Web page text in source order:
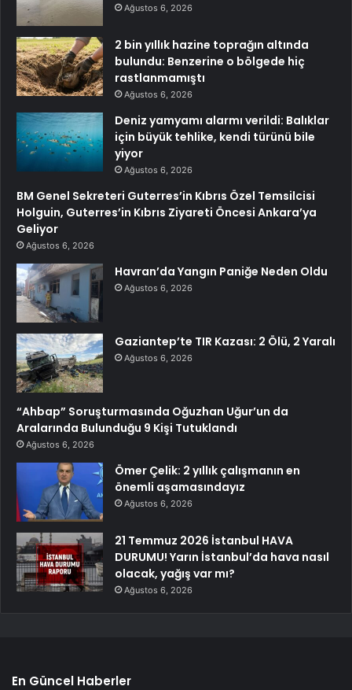
Ağustos 6, 2026
2 bin yıllık hazine toprağın altında
bulundu: Benzerine o bölgede hiç
rastlanmamıştı
Ağustos 6, 2026
Deniz yamyamı alarmı verildi: Balıklar
için büyük tehlike, kendi türünü bile
yiyor
Ağustos 6, 2026
BM Genel Sekreteri Guterres’in Kıbrıs Özel Temsilcisi
Holguin, Guterres’in Kıbrıs Ziyareti Öncesi Ankara’ya
Geliyor
Ağustos 6, 2026
Havran’da Yangın Paniğe Neden Oldu
Ağustos 6, 2026
Gaziantep’te TIR Kazası: 2 Ölü, 2 Yaralı
Ağustos 6, 2026
“Ahbap” Soruşturmasında Oğuzhan Uğur’un da
Aralarında Bulunduğu 9 Kişi Tutuklandı
Ağustos 6, 2026
Ömer Çelik: 2 yıllık çalışmanın en
önemli aşamasındayız
Ağustos 6, 2026
21 Temmuz 2026 İstanbul HAVA
DURUMU! Yarın İstanbul’da hava nasıl
olacak, yağış var mı?
Ağustos 6, 2026
En Güncel Haberler